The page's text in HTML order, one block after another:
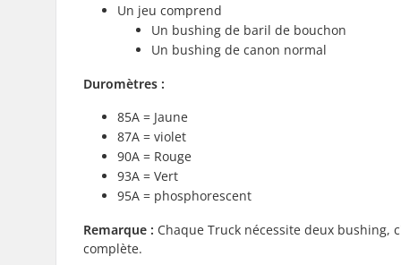
Un jeu comprend
Un bushing de baril de bouchon
Un bushing de canon normal
Duromètres :
85A = Jaune
87A = violet
90A = Rouge
93A = Vert
95A = phosphorescent
Remarque : Chaque Truck nécessite deux bushing,
complète.